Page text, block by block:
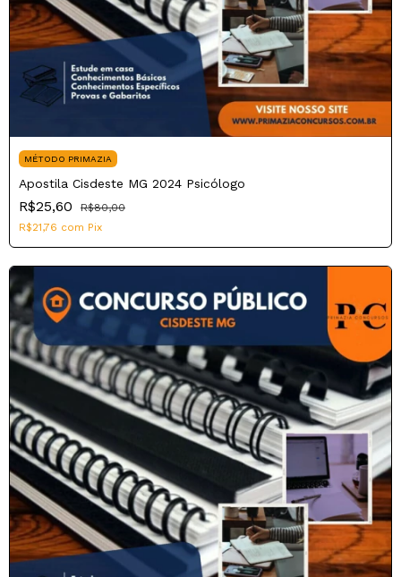
MÉTODO PRIMAZIA
Apostila Cisdeste MG 2024 Psicólogo
R$25,60
R$80,00
R$21,76 com Pix